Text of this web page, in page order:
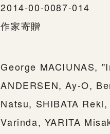
2014-00-0087-014
作家寄贈
George MACIUNAS,
ANDERSEN, Ay-O,
Natsu, SHIBATA
Varinda, YARITA